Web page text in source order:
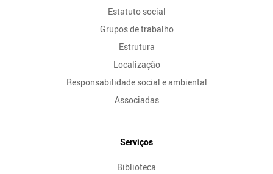
Estatuto social
Grupos de trabalho
Estrutura
Localização
Responsabilidade social e ambiental
Associadas
Serviços
Biblioteca